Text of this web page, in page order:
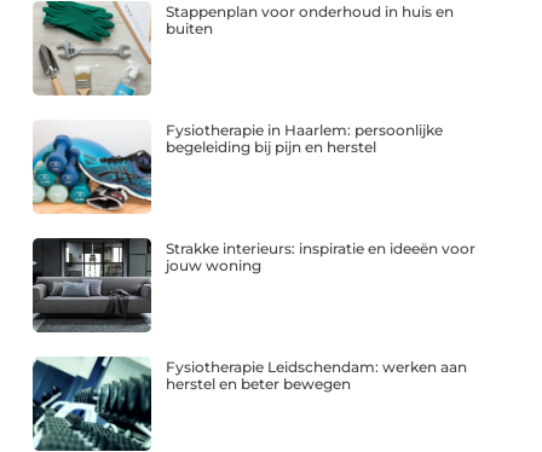
Stappenplan voor onderhoud in huis en
buiten
Fysiotherapie in Haarlem: persoonlijke
begeleiding bij pijn en herstel
Strakke interieurs: inspiratie en ideeën voor
jouw woning
Fysiotherapie Leidschendam: werken aan
herstel en beter bewegen